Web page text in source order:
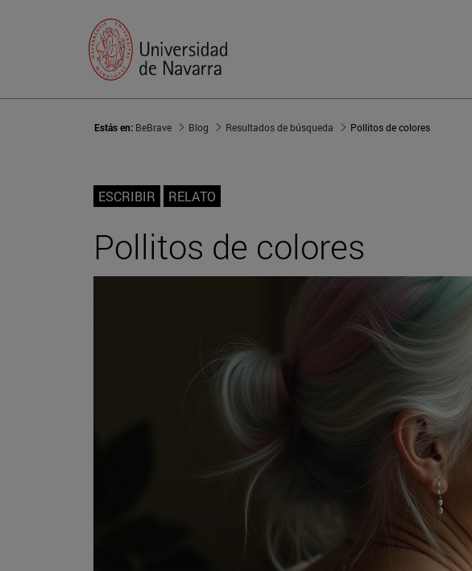
Estás en: BeBrave Blog Resultados de búsqueda Pollitos de colores
ESCRIBIR RELATO
Pollitos de colores